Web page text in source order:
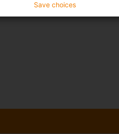
Save choices